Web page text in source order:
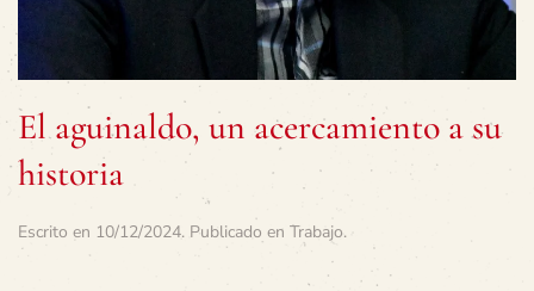
El aguinaldo, un acercamiento a su
historia
Escrito en 10/12/2024. Publicado en Trabajo.